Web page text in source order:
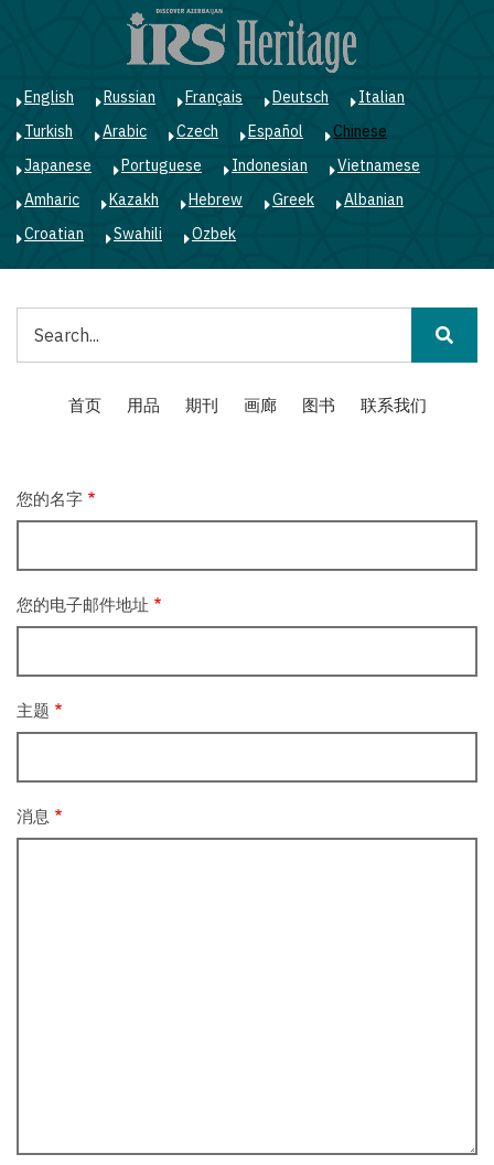
English Russian Français Deutsch
Italian
Turkish
Arabic Czech Español
Chinese
Japanese
Portuguese Indonesian
Vietnamese
Amharic
Kazakh Hebrew Greek
Albanian
Croatian
Swahili Ozbek
navigation
首页 用品 期刊 画廊 图书 联系我们
您的名字
您的电子邮件地址
主题
消息